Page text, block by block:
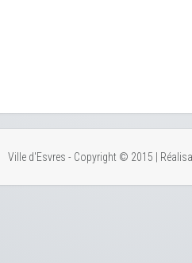
Ville d'Esvres - Copyright © 2015 |